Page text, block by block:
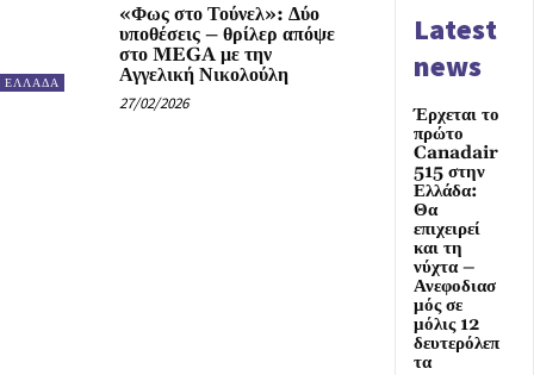
ΕΛΛΑΔΑ
«Φως στο Τούνελ»: Δύο
υποθέσεις – θρίλερ απόψε
στο MEGA με την
Αγγελική Νικολούλη
27/02/2026
Latest
news
Έρχεται το
πρώτο
Canadair
515 στην
Ελλάδα:
Θα
επιχειρεί
και τη
νύχτα –
Ανεφοδιασ
μός σε
μόλις 12
δευτερόλεπ
τα